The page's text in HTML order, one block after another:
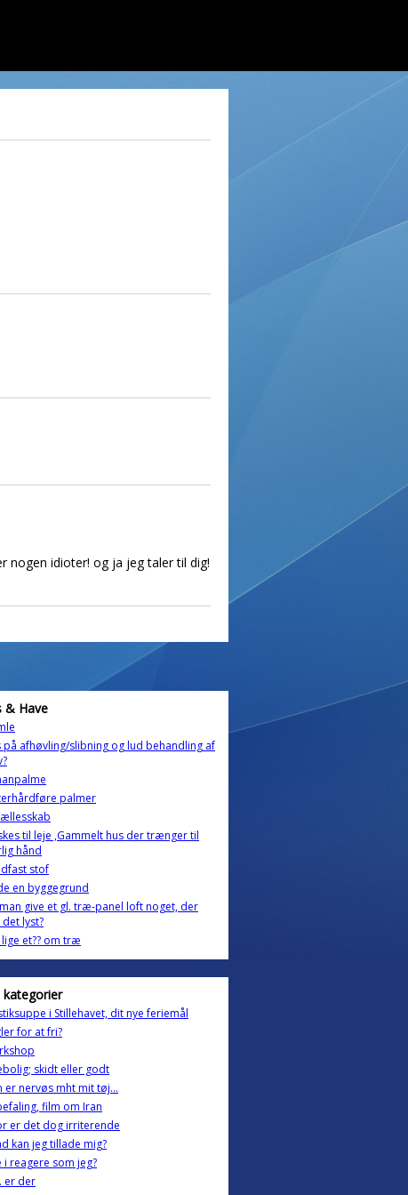
nogen idioter! og ja jeg taler til dig!
& Have
på afhøvling/slibning og lud behandling af
palmer
til leje ,Gammelt hus der trænger til
hånd
stof
en byggegrund
give et gl. træ-panel loft noget, der
det lyst?
et?? om træ
kategorier
i Stillehavet, dit nye feriemål
for at fri?
skidt eller godt
er nervøs mht mit tøj...
film om Iran
er det dog irriterende
kan jeg tillade mig?
i reagere som jeg?
er der